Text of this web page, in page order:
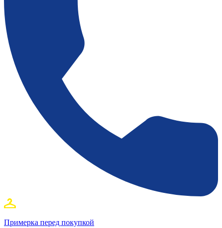
Примерка перед покупкой